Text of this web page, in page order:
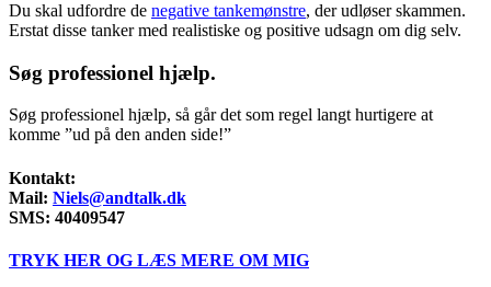
Du skal udfordre de negative tankemønstre, der udløser skammen.
Erstat disse tanker med realistiske og positive udsagn om dig selv.
Søg professionel hjælp.
Søg professionel hjælp, så går det som regel langt hurtigere at
komme ”ud på den anden side!”
Kontakt:
Mail: Niels@andtalk.dk
SMS: 40409547
TRYK HER OG LÆS MERE OM MIG